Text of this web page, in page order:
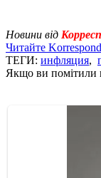
Новини від
Читайте
ТЕГИ: инфляция,
Якщо ви помітили